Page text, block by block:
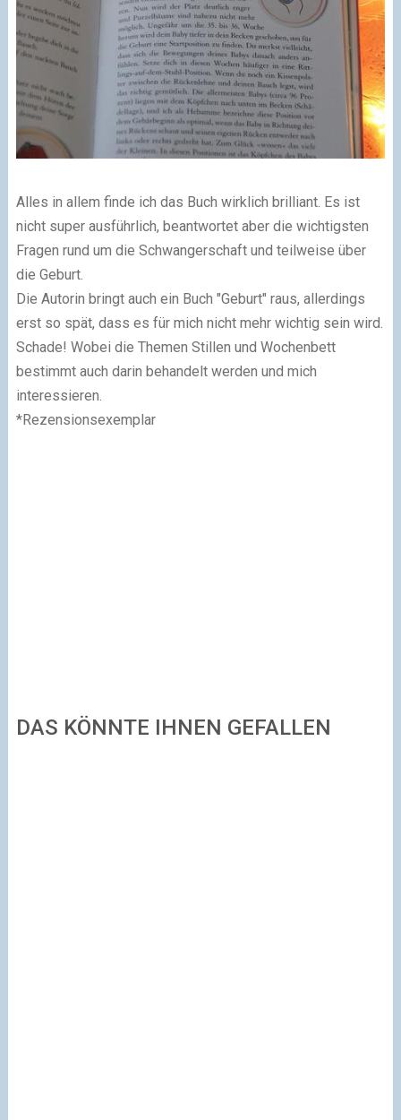
Alles in allem finde ich das Buch wirklich brilliant. Es ist
nicht super ausführlich, beantwortet aber die wichtigsten
Fragen rund um die Schwangerschaft und teilweise über
die Geburt.
Die Autorin bringt auch ein Buch "Geburt" raus, allerdings
erst so spät, dass es für mich nicht mehr wichtig sein wird.
Schade! Wobei die Themen Stillen und Wochenbett
bestimmt auch darin behandelt werden und mich
interessieren.
*Rezensionsexemplar
DAS KÖNNTE IHNEN GEFALLEN